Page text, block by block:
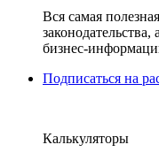
Вся самая
бизнес-
Подписаться на
Калькуляторы